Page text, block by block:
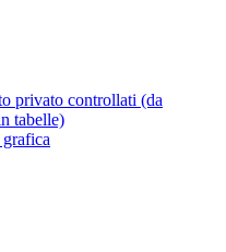
privato controllati (da
tabelle)